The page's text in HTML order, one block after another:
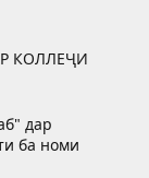
КОЛЛЕҶИ
дар
ба номи